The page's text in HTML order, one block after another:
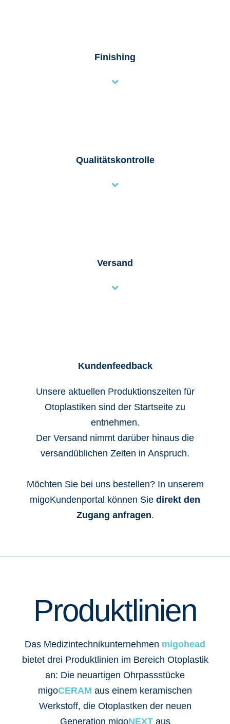
Finishing
Qualitätskontrolle
Versand
Kundenfeedback
Unsere aktuellen Produktionszeiten für
Otoplastiken sind der Startseite zu
entnehmen.
Der Versand nimmt darüber hinaus die
versandüblichen Zeiten in Anspruch.
Möchten Sie bei uns bestellen? In unserem
migoKundenportal können Sie direkt den
Zugang anfragen.
Produktlinien
Das Medizintechnikunternehmen migohead
bietet drei Produktlinien im Bereich Otoplastik
an: Die neuartigen Ohrpassstücke
migoCERAM aus einem keramischen
Werkstoff, die Otoplastken der neuen
Generation migoNEXTaus